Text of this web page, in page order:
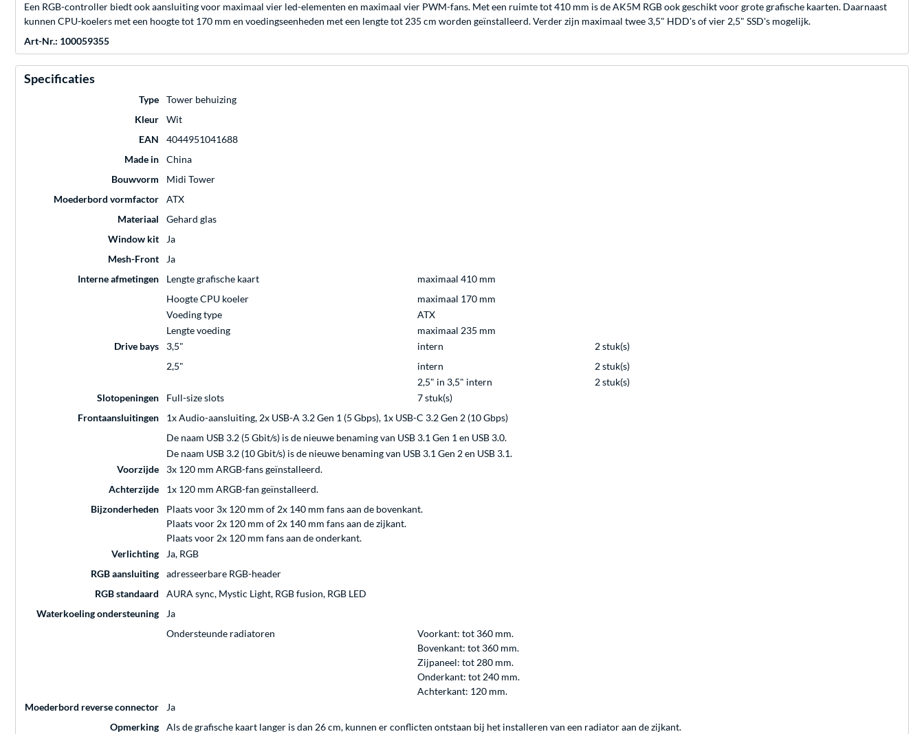
Een RGB-controller biedt ook aansluiting voor maximaal vier led-elementen en maximaal vier PWM-fans. Met een ruimte tot 410 mm is de AK5M RGB ook geschikt voor grote grafische kaarten. Daarnaast
kunnen CPU-koelers met een hoogte tot 170 mm en voedingseenheden met een lengte tot 235 cm worden geïnstalleerd. Verder zijn maximaal twee 3,5" HDD's of vier 2,5" SSD's mogelijk.
Art-Nr.: 100059355
Specificaties
Type
Tower behuizing
Kleur
Wit
EAN
4044951041688
Made in
China
Bouwvorm
Midi Tower
Moederbord vormfactor
ATX
Materiaal
Gehard glas
Window kit
Ja
Mesh-Front
Ja
Interne afmetingen
Lengte grafische kaart
maximaal 410 mm
Hoogte CPU koeler
maximaal 170 mm
Voeding type
ATX
Lengte voeding
maximaal 235 mm
Drive bays
3,5" intern
2 stuk(s)
2,5"
intern
2 stuk(s)
2,5" in 3,5" intern
2 stuk(s)
Slotopeningen
Full-size slots
7 stuk(s)
Frontaansluitingen
1x Audio-aansluiting, 2x USB-A 3.2 Gen 1 (5 Gbps), 1x USB-C 3.2 Gen 2 (10 Gbps)
De naam USB 3.2 (5 Gbit/s) is de nieuwe benaming van USB 3.1 Gen 1 en USB 3.0.
De naam USB 3.2 (10 Gbit/s) is de nieuwe benaming van USB 3.1 Gen 2 en USB 3.1.
Voorzijde
3x 120 mm ARGB-fans geïnstalleerd.
Achterzijde
1x 120 mm ARGB-fan geïnstalleerd.
Bijzonderheden
Plaats voor 3x 120 mm of 2x 140 mm fans aan de bovenkant.
Plaats voor 2x 120 mm of 2x 140 mm fans aan de zijkant.
Plaats voor 2x 120 mm fans aan de onderkant.
Verlichting
Ja, RGB
RGB aansluiting
adresseerbare RGB-header
RGB standaard
AURA sync, Mystic Light, RGB fusion, RGB LED
Waterkoeling ondersteuning
Ja
Ondersteunde radiatoren
Voorkant: tot 360 mm.
Bovenkant: tot 360 mm.
Zijpaneel: tot 280 mm.
Onderkant: tot 240 mm.
Achterkant: 120 mm.
Moederbord reverse connector
Ja
Opmerking
Als de grafische kaart langer is dan 26 cm, kunnen er conflicten ontstaan bij het installeren van een radiator aan de zijkant.